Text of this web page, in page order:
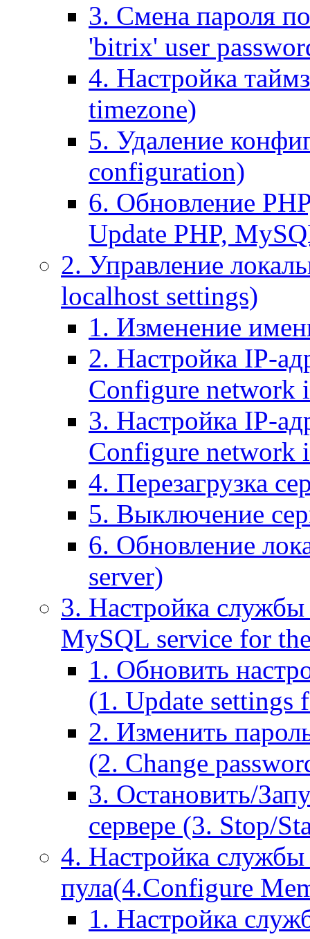
3. Смена пароля
'bitrix' user
4. Настройка
timezone)
5. Удаление
configuration)
6. Обновление
Update PHP,
2. Управление
localhost settings)
1. Изменение
2. Настройка IP-
Configure network
3. Настройка IP-
Configure network
4. Перезагрузка
5. Выключение
6. Обновление
server)
3. Настройка
MySQL service for
1. Обновить
(1. Update settings
2. Изменить
(2. Change
3. Остановить/
сервере (3. Stop/
4. Настройка
пула(4.Configure
1. Настройка